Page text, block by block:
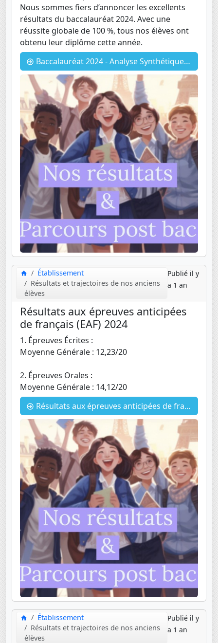
Nous sommes fiers d’annoncer les excellents
résultats du baccalauréat 2024. Avec une
réussite globale de 100 %, tous nos élèves ont
obtenu leur diplôme cette année.
Baccalauréat 2024 - Analyse Synthétique des Résultats (2023-2024)
Établissement
Résultats et trajectoires de nos anciens
élèves
Publié il y
a 1 an
Résultats aux épreuves anticipées
de français (EAF) 2024
1. Épreuves Écrites :
Moyenne Générale : 12,23/20
2. Épreuves Orales :
Moyenne Générale : 14,12/20
Résultats aux épreuves anticipées de français (EAF) 2024
Établissement
Résultats et trajectoires de nos anciens
élèves
Publié il y
a 1 an